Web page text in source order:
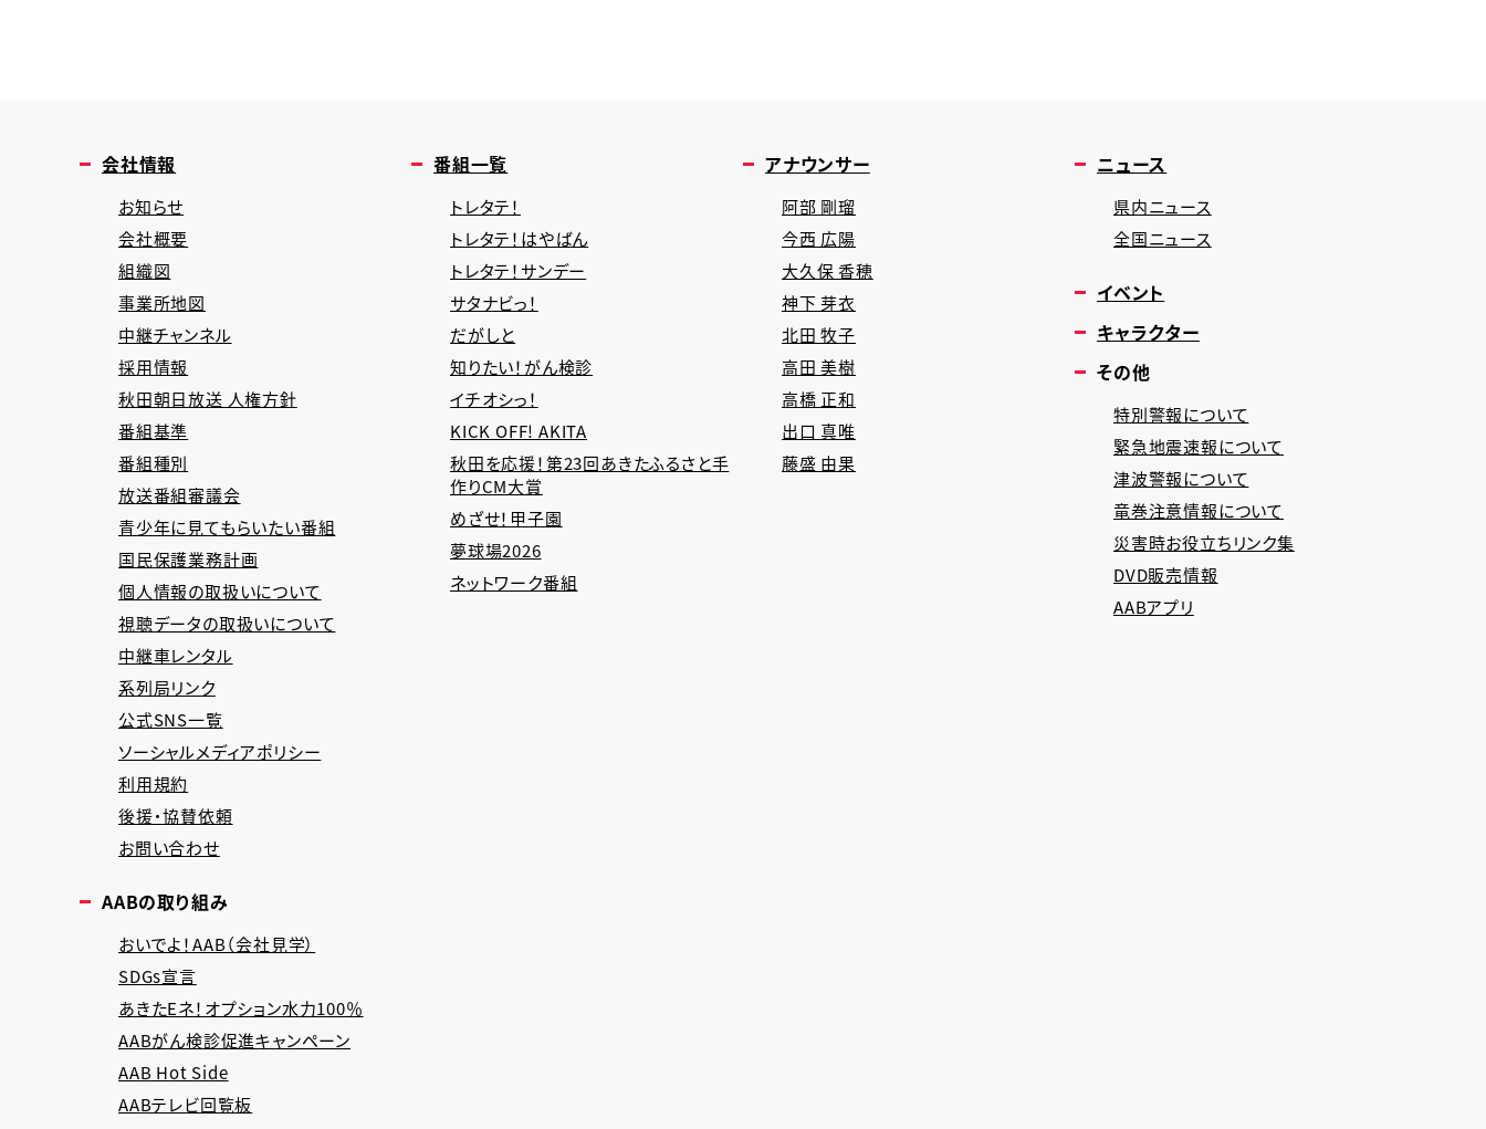
会社情報
お知らせ
会社概要
組織図
事業所地図
中継チャンネル
採用情報
秋田朝日放送 人権方針
番組基準
番組種別
放送番組審議会
青少年に見てもらいたい番組
国民保護業務計画
個人情報の取扱いについて
視聴データの取扱いについて
中継車レンタル
系列局リンク
公式SNS一覧
ソーシャルメディアポリシー
利用規約
後援・協賛依頼
お問い合わせ
番組一覧
トレタテ！
トレタテ！はやばん
トレタテ！サンデー
サタナビっ！
だがしと
知りたい！がん検診
イチオシっ！
KICK OFF! AKITA
秋田を応援！第23回あきたふるさと手
作りCM大賞
めざせ！甲子園
夢球場2026
ネットワーク番組
アナウンサー
阿部 剛瑠
今西 広陽
大久保 香穂
神下 芽衣
北田 牧子
高田 美樹
高橋 正和
出口 真唯
藤盛 由果
ニュース
県内ニュース
全国ニュース
イベント
キャラクター
その他
特別警報について
緊急地震速報について
津波警報について
竜巻注意情報について
災害時お役立ちリンク集
DVD販売情報
AABアプリ
AABの取り組み
おいでよ！AAB（会社見学）
SDGs宣言
あきたEネ！オプション水力100％
AABがん検診促進キャンペーン
AAB Hot Side
AABテレビ回覧板